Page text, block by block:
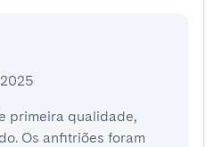
primeira qualidade,
Os anfitriões foram